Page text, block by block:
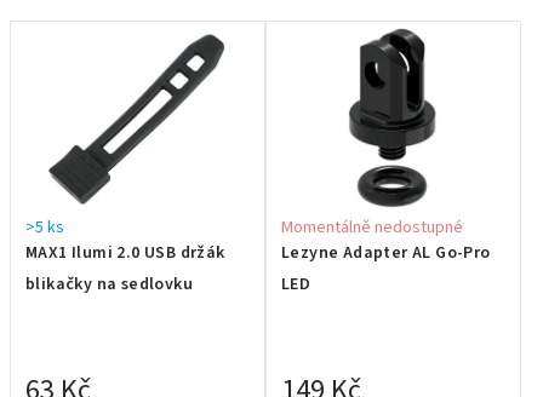
MAX1 Ilumi 2.0 USB držák
blikačky na sedlovku
>5 ks
Lezyne Adapter AL Go-Pro
LED
Momentálně nedostupné